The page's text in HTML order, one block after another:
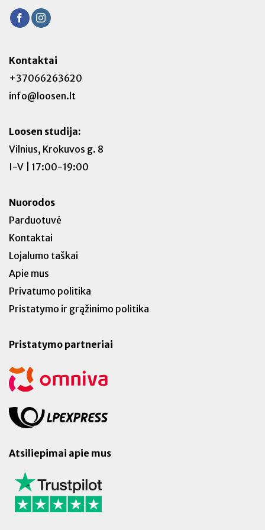
Kontaktai
+37066263620
info@loosen.lt
Loosen studija:
Vilnius, Krokuvos g. 8
I-V | 17:00-19:00
Nuorodos
Parduotuvė
Kontaktai
Lojalumo taškai
Apie mus
Privatumo politika
Pristatymo ir grąžinimo politika
Pristatymo partneriai
Atsiliepimai apie mus